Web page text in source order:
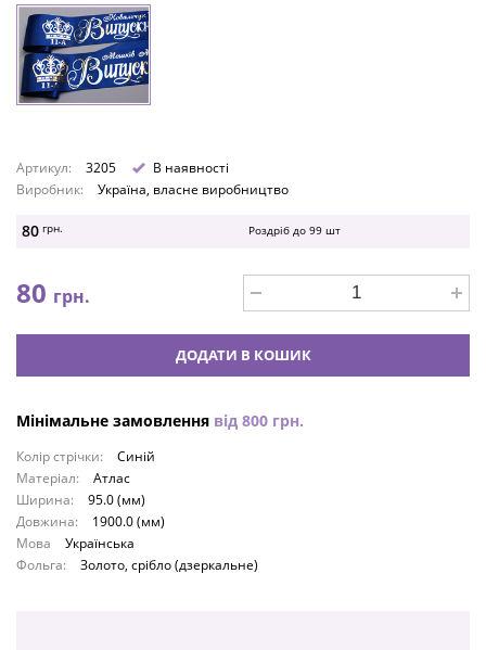
Артикул: 3205
В наявності
Виробник:
Україна, власне виробництво
80 грн. Роздріб до 99 шт
80 грн.
ДОДАТИ В КОШИК
Мінімальне замовлення від 800 грн.
Колір стрічки:
Синій
Матеріал:
Атлас
Ширина:
95.0 (мм)
Довжина:
1900.0 (мм)
Мова
Українська
Фольга:
Золото, срібло (дзеркальне)